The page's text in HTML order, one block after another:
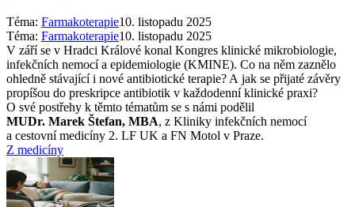
Téma: Farmakoterapie10. listopadu 2025
Téma: Farmakoterapie10. listopadu 2025
V září se v Hradci Králové konal Kongres klinické mikrobiologie,
infekčních nemocí a epidemiologie (KMINE). Co na něm zaznělo
ohledně stávající i nové antibiotické terapie? A jak se přijaté závěry
propíšou do preskripce antibiotik v každodenní klinické praxi?
O své postřehy k těmto tématům se s námi podělil
MUDr. Marek Štefan, MBA, z Kliniky infekčních nemocí
a cestovní medicíny 2. LF UK a FN Motol v Praze.
Z medicíny